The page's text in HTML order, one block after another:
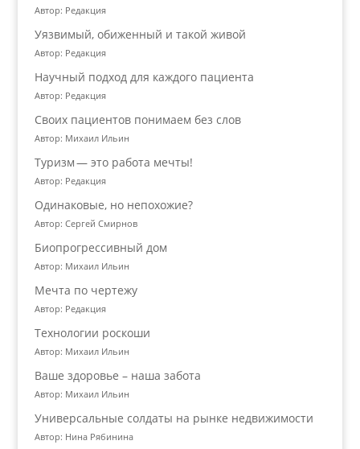
Автор: Редакция
Уязвимый, обиженный и такой живой
Автор: Редакция
Научный подход для каждого пациента
Автор: Редакция
Своих пациентов понимаем без слов
Автор: Михаил Ильин
Туризм — это работа мечты!
Автор: Редакция
Одинаковые, но непохожие?
Автор: Сергей Смирнов
Биопрогрессивный дом
Автор: Михаил Ильин
Мечта по чертежу
Автор: Редакция
Технологии роскоши
Автор: Михаил Ильин
Ваше здоровье – наша забота
Автор: Михаил Ильин
Универсальные солдаты на рынке недвижимости
Автор: Нина Рябинина